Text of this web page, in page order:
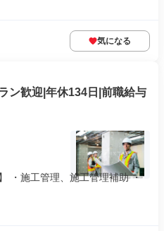
気になる
ン歓迎|年休134日|前職給与
・施工管理、施工管理補助 ・